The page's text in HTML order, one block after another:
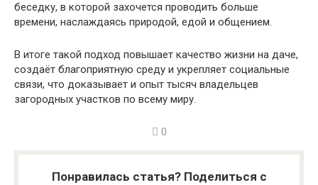
беседку, в которой захочется проводить больше
времени, наслаждаясь природой, едой и общением.
В итоге такой подход повышает качество жизни на даче,
создаёт благоприятную среду и укрепляет социальные
связи, что доказывает и опыт тысяч владельцев
загородных участков по всему миру.
0
Понравилась статья? Поделиться с